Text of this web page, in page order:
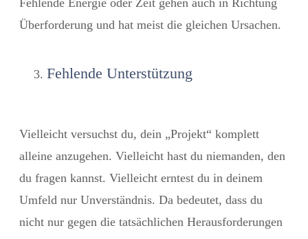
Überforderung und hat meist die gleichen Ursachen.
Fehlende Unterstützung
Vielleicht versuchst du, dein „Projekt“ komplett
alleine anzugehen. Vielleicht hast du niemanden, den
du fragen kannst. Vielleicht erntest du in deinem
Umfeld nur Unverständnis. Da bedeutet, dass du
nicht nur gegen die tatsächlichen Herausforderungen